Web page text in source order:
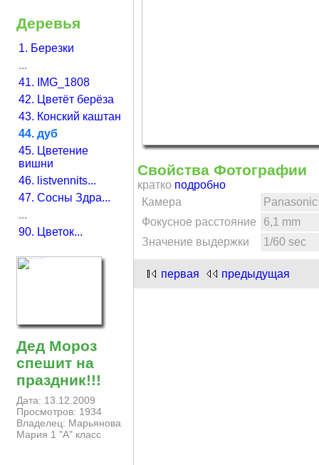
Деревья
1. Березки
...
41. IMG_1808
42. Цветёт берёза
43. Конский каштан
44. дуб
45. Цветение
вишни
46. listvennits...
47. Сосны Здра...
...
90. Цветок...
Дед Мороз
спешит на
праздник!!!
Дата: 13.12.2009
Просмотров: 1934
Владелец: Марьянова
Мария 1 "А" класс
Свойства Фотографии
кратко подробно
Камера
Panasonic
Фокусное расстояние
6,1 mm
Значение выдержки
1/60 sec
первая предыдущая